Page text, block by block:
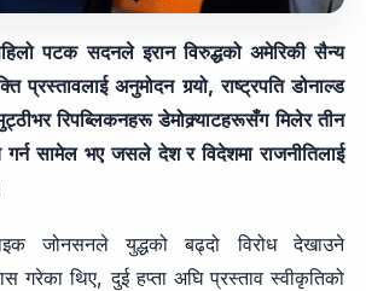
पटक सदनले इरान विरुद्धको अमेरिकी सैन्य
प्रस्तावलाई अनुमोदन गर्‍यो, राष्ट्रपति डोनाल्ड
रिपब्लिकनहरू डेमोक्र्याटहरूसँग मिलेर तीन
गर्न सामेल भए जसले देश र विदेशमा राजनीतिलाई
जोनसनले युद्धको बढ्दो विरोध देखाउने
गरेका थिए, दुई हप्ता अघि प्रस्ताव स्वीकृतिको